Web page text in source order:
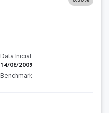
Data Inicial
14/08/2009
Benchmark